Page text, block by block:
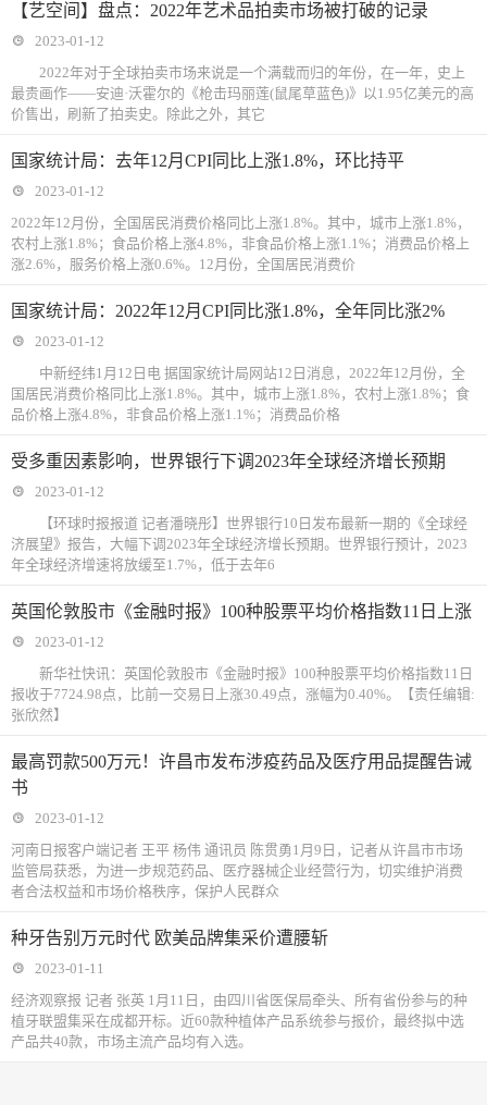
【艺空间】盘点：2022年艺术品拍卖市场被打破的记录
2023-01-12
2022年对于全球拍卖市场来说是一个满载而归的年份，在一年，史上
最贵画作——安迪·沃霍尔的《枪击玛丽莲(鼠尾草蓝色)》以1.95亿美元的高
价售出，刷新了拍卖史。除此之外，其它
国家统计局：去年12月CPI同比上涨1.8%，环比持平
2023-01-12
2022年12月份，全国居民消费价格同比上涨1.8%。其中，城市上涨1.8%，
农村上涨1.8%；食品价格上涨4.8%，非食品价格上涨1.1%；消费品价格上
涨2.6%，服务价格上涨0.6%。12月份，全国居民消费价
国家统计局：2022年12月CPI同比涨1.8%，全年同比涨2%
2023-01-12
中新经纬1月12日电 据国家统计局网站12日消息，2022年12月份，全
国居民消费价格同比上涨1.8%。其中，城市上涨1.8%，农村上涨1.8%；食
品价格上涨4.8%，非食品价格上涨1.1%；消费品价格
受多重因素影响，世界银行下调2023年全球经济增长预期
2023-01-12
【环球时报报道 记者潘晓彤】世界银行10日发布最新一期的《全球经
济展望》报告，大幅下调2023年全球经济增长预期。世界银行预计，2023
年全球经济增速将放缓至1.7%，低于去年6
英国伦敦股市《金融时报》100种股票平均价格指数11日上涨
2023-01-12
新华社快讯：英国伦敦股市《金融时报》100种股票平均价格指数11日
报收于7724.98点，比前一交易日上涨30.49点，涨幅为0.40%。【责任编辑:
张欣然】
最高罚款500万元！许昌市发布涉疫药品及医疗用品提醒告诫
书
2023-01-12
河南日报客户端记者 王平 杨伟 通讯员 陈贯勇1月9日，记者从许昌市市场
监管局获悉，为进一步规范药品、医疗器械企业经营行为，切实维护消费
者合法权益和市场价格秩序，保护人民群众
种牙告别万元时代 欧美品牌集采价遭腰斩
2023-01-11
经济观察报 记者 张英 1月11日，由四川省医保局牵头、所有省份参与的种
植牙联盟集采在成都开标。近60款种植体产品系统参与报价，最终拟中选
产品共40款，市场主流产品均有入选。